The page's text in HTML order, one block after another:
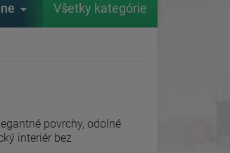
Výrobcovia
Všetky kategórie
povrchy, odolné
interiér bez